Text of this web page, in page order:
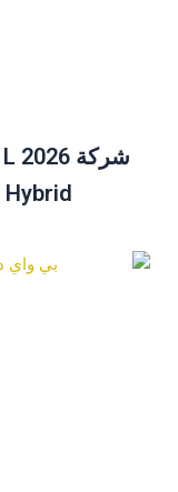
Hybrid و Qin L مقابل Qin Plus